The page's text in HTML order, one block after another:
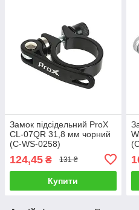
Замок підсідельний ProX
CL-07QR 31,8 мм чорний
(C-WS-0258)
124,45 ₴ 131 ₴
Купити